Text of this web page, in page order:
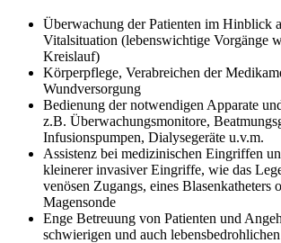
Überwachung der Patienten im Hinblick
Vitalsituation (lebenswichtige Vorgänge
Kreislauf)
Körperpflege, Verabreichen der
Wundversorgung
Bedienung der notwendigen Apparate
z.B. Überwachungsmonitore,
Infusionspumpen, Dialysegeräte u.v.m.
Assistenz bei medizinischen Eingriffen
kleinerer invasiver Eingriffe, wie das
venösen Zugangs, eines Blasenkatheters
Magensonde
Enge Betreuung von Patienten und
schwierigen und auch